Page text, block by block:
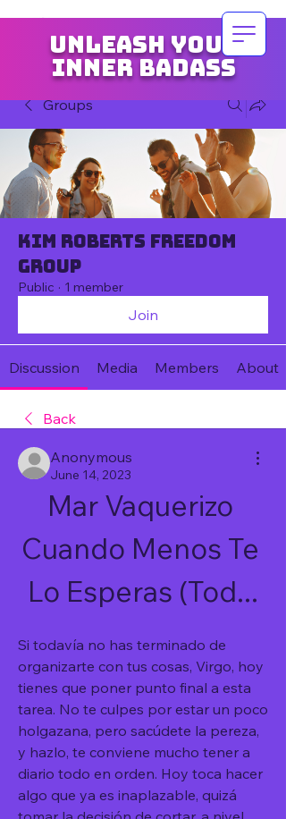
Unleash your
inner badass
Groups
Kim Roberts Freedom
Group
Public · 1 member
Join
Discussion Media Members About
Back
Anonymous
June 14, 2023
Mar Vaquerizo
Cuando Menos Te
Lo Esperas (Tod...
Si todavía no has terminado de
organizarte con tus cosas, Virgo, hoy
tienes que poner punto final a esta
tarea. No te culpes por estar un poco
holgazana, pero sacúdete la pereza,
y hazlo, te conviene mucho tener a
diario todo en orden. Hoy toca hacer
algo que ya es inaplazable, quizá